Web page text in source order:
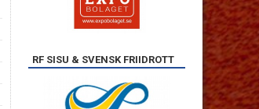
RF SISU & SVENSK FRIIDROTT